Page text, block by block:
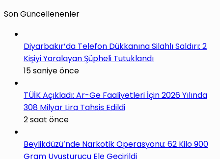
Son Güncellenenler
Diyarbakır’da Telefon Dükkanına Silahlı Saldırı: 2
Kişiyi Yaralayan Şüpheli Tutuklandı
15 saniye önce
TÜİK Açıkladı: Ar-Ge Faaliyetleri İçin 2026 Yılında
308 Milyar Lira Tahsis Edildi
2 saat önce
Beylikdüzü’nde Narkotik Operasyonu: 62 Kilo 900
Gram Uyuşturucu Ele Geçirildi